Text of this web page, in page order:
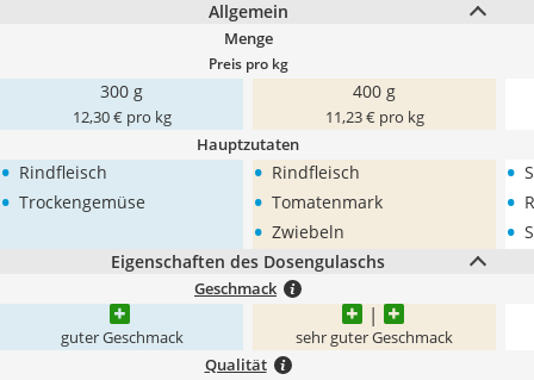
Allgemein
Menge
Preis pro kg
300 g
12,30 € pro kg
400 g
11,23 € pro kg
Hauptzutaten
• Rindfleisch
• Trockengemüse
• Rindfleisch
• Tomatenmark
• Zwiebeln
•
•
•
Eigenschaften des Dosengulaschs
Geschmack
guter Geschmack sehr guter Geschmack
Qualität